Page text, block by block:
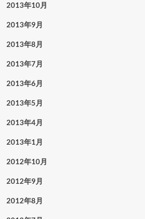
2013年10月
2013年9月
2013年8月
2013年7月
2013年6月
2013年5月
2013年4月
2013年1月
2012年10月
2012年9月
2012年8月